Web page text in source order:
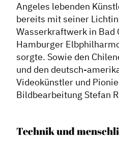
Angeles lebenden
bereits mit seiner
Wasserkraftwerk in Bad
Hamburger
sorgte. Sowie den
und den deutsch-
Videokünstler und
Bildbearbeitung Stefan
Technik und